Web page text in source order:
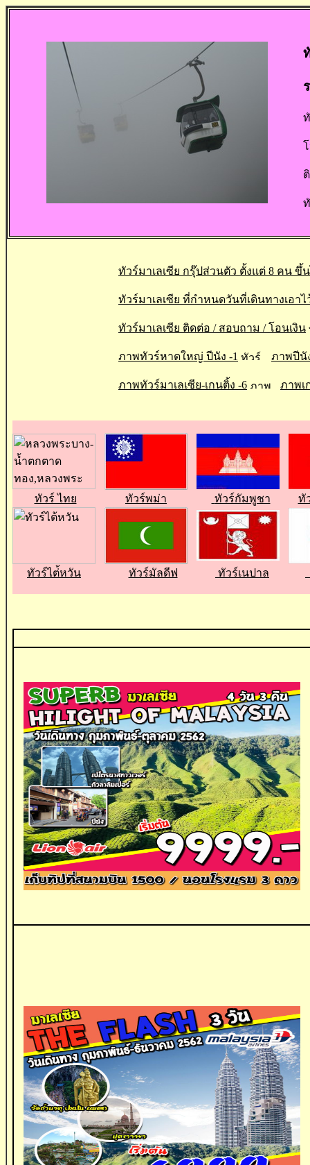
ทัวร์มาเลเซีย กรุ๊ปส่วนตัว ตั้งแต่ 8 คน ขึ้
ทัวร์มาเลเซีย ที่กำหนดวันที่เดินทางเอาไ
ทัวร์มาเลเซีย ติดต่อ / สอบถาม / โอนเงิน
ภาพทัวร์หาดใหญ่ ปีนัง -1 ภาพปีนั
ภาพทัวร์มาเลเซีย-เกนติ้ง -6 ภาพเ
ทัวร์ ไทย ทัวร์พม่า ทัวร์กัมพูชา ทั
ทัวร์ไต่้หวัน ทัวร์มัลดีฟ ทัวร์เนปาล